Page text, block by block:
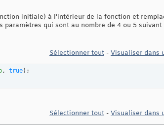
initiale) à l'intérieur de la fonction et
qui sont au nombre de 4 ou 5
Sélectionner tout - Visualiser dans
, true) ;
Sélectionner tout - Visualiser dans